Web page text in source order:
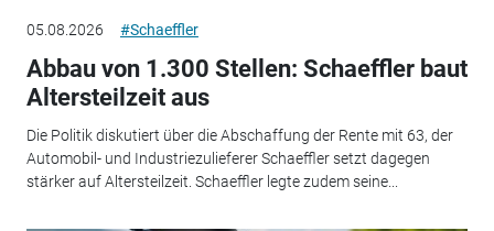
05.08.2026 #Schaeffler
Abbau von 1.300 Stellen: Schaeffler baut
Altersteilzeit aus
Die Politik diskutiert über die Abschaffung der Rente mit 63, der
Automobil- und Industriezulieferer Schaeffler setzt dagegen
stärker auf Altersteilzeit. Schaeffler legte zudem seine...